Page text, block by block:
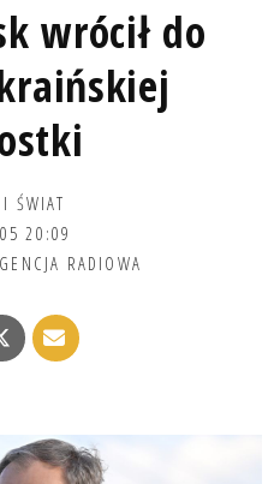
wrócił do
ŚWIAT
20:09
RADIOWA